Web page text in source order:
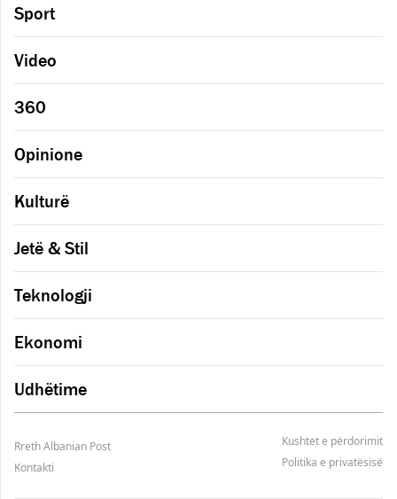
Sport
Video
360
Opinione
Kulturë
Jetë & Stil
Teknologji
Ekonomi
Udhëtime
Rreth Albanian Post
Kushtet e përdorimit
Kontakti
Politika e privatësisë